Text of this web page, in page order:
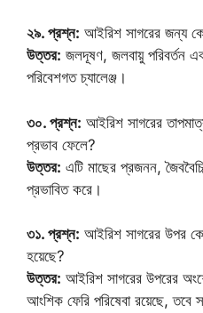
২৯. প্রশ্ন: আইরিশ সাগরের জন্য
উত্তর: জলদূষণ, জলবায়ু পরিবর্তন
পরিবেশগত চ্যালেঞ্জ।
৩০. প্রশ্ন: আইরিশ সাগরের
প্রভাব ফেলে?
উত্তর: এটি মাছের প্রজনন,
প্রভাবিত করে।
৩১. প্রশ্ন: আইরিশ সাগরের উপর
হয়েছে?
উত্তর: আইরিশ সাগরের উপরের
আংশিক ফেরি পরিষেবা রয়েছে, তবে